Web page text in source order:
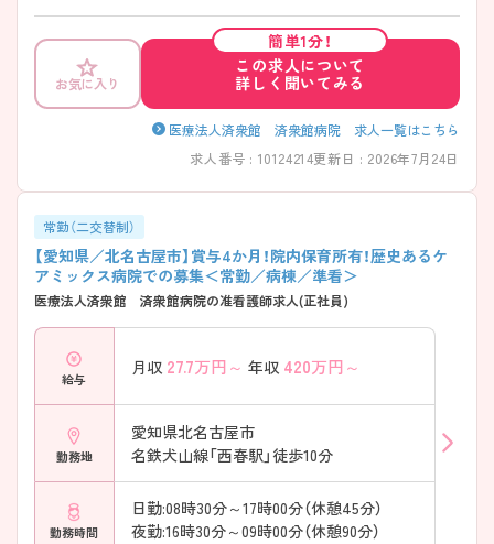
やすい環境です。また、勤務体系や休日制度も整っており、無理なく長く
働きたい方にぴったりです！子育て支援や教育体制も充実しているため、
これからスキルアップしたい方やブランクのある方にも安心してご勤務
いただけます！長くご勤務したい方にはおすすめの、地域医療を支える安
心の総合病院です♪ ――――――――――――――― ■ 働きやすさ重
季休暇／年末年始休暇あり → プライベートも大切にしながら働ける環
境になっています ――――――――――――――― ■ 子育て世代も安
た働き方が可能です。 ・24時間対応の院内託児所を完備 ・子育て中のス
タッフ多数在籍 → 育児と仕事を無理なく両立できる職場です♪
――――――――――――――― ■ 段階的に学べる教育体制
――――――――――――――― 経験に応じて安心して成長できます。
・院内ラダー制度でスキルアップ可能 ・復職者向け研修あり ・学会参加支
援など充実 → ブランクがある方も安心してスタートできます
――――――――――――――― 地域医療の中核として活躍できます。
・急性期～在宅まで一貫した医療提供 ・年間約3000件の救急受け入れ実
績 ・多職種連携で地域包括ケアに対応 → 幅広い経験を積みたい方にお
すすめです
お気に入り
簡単1分！
この求人について
詳しく聞いてみる
医療法人済衆館 済衆館病院 求人一覧はこちら
求人番号 : 10124214更新日 : 2026年7月24日
常勤（二交替制）
【愛知県／北名古屋市】賞与4か月！院内保育所有！歴史あるケ
アミックス病院での募集＜常勤／病棟／準看＞
医療法人済衆館 済衆館病院の准看護師求人(正社員)
給与
月収 27.7万円～ 年収 420万円～
勤務地
愛知県北名古屋市
名鉄犬山線「西春駅」徒歩10分
勤務時間
日勤:08時30分～17時00分（休憩45分）
夜勤:16時30分～09時00分（休憩90分）